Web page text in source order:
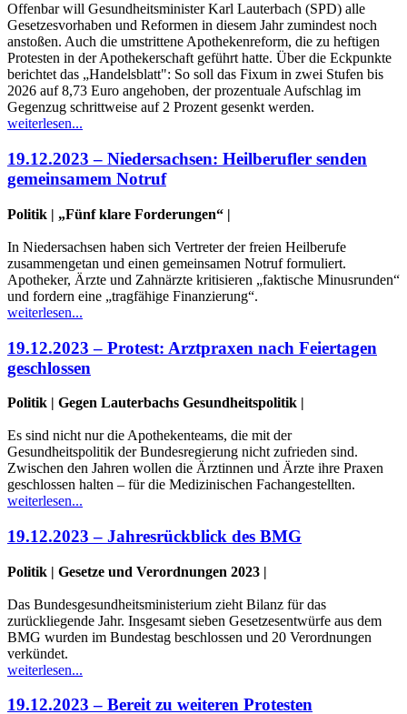
Offenbar will Gesundheitsminister Karl Lauterbach (SPD) alle
Gesetzesvorhaben und Reformen in diesem Jahr zumindest noch
anstoßen. Auch die umstrittene Apothekenreform, die zu heftigen
Protesten in der Apothekerschaft geführt hatte. Über die Eckpunkte
berichtet das „Handelsblatt": So soll das Fixum in zwei Stufen bis
2026 auf 8,73 Euro angehoben, der prozentuale Aufschlag im
Gegenzug schrittweise auf 2 Prozent gesenkt werden.
weiterlesen...
19.12.2023 – Niedersachsen: Heilberufler senden
gemeinsamem Notruf
Politik | „Fünf klare Forderungen“ |
In Niedersachsen haben sich Vertreter der freien Heilberufe
zusammengetan und einen gemeinsamen Notruf formuliert.
Apotheker, Ärzte und Zahnärzte kritisieren „faktische Minusrunden“
und fordern eine „tragfähige Finanzierung“.
weiterlesen...
19.12.2023 – Protest: Arztpraxen nach Feiertagen
geschlossen
Politik | Gegen Lauterbachs Gesundheitspolitik |
Es sind nicht nur die Apothekenteams, die mit der
Gesundheitspolitik der Bundesregierung nicht zufrieden sind.
Zwischen den Jahren wollen die Ärztinnen und Ärzte ihre Praxen
geschlossen halten – für die Medizinischen Fachangestellten.
weiterlesen...
19.12.2023 – Jahresrückblick des BMG
Politik | Gesetze und Verordnungen 2023 |
Das Bundesgesundheitsministerium zieht Bilanz für das
zurückliegende Jahr. Insgesamt sieben Gesetzesentwürfe aus dem
BMG wurden im Bundestag beschlossen und 20 Verordnungen
verkündet.
weiterlesen...
19.12.2023 – Bereit zu weiteren Protesten